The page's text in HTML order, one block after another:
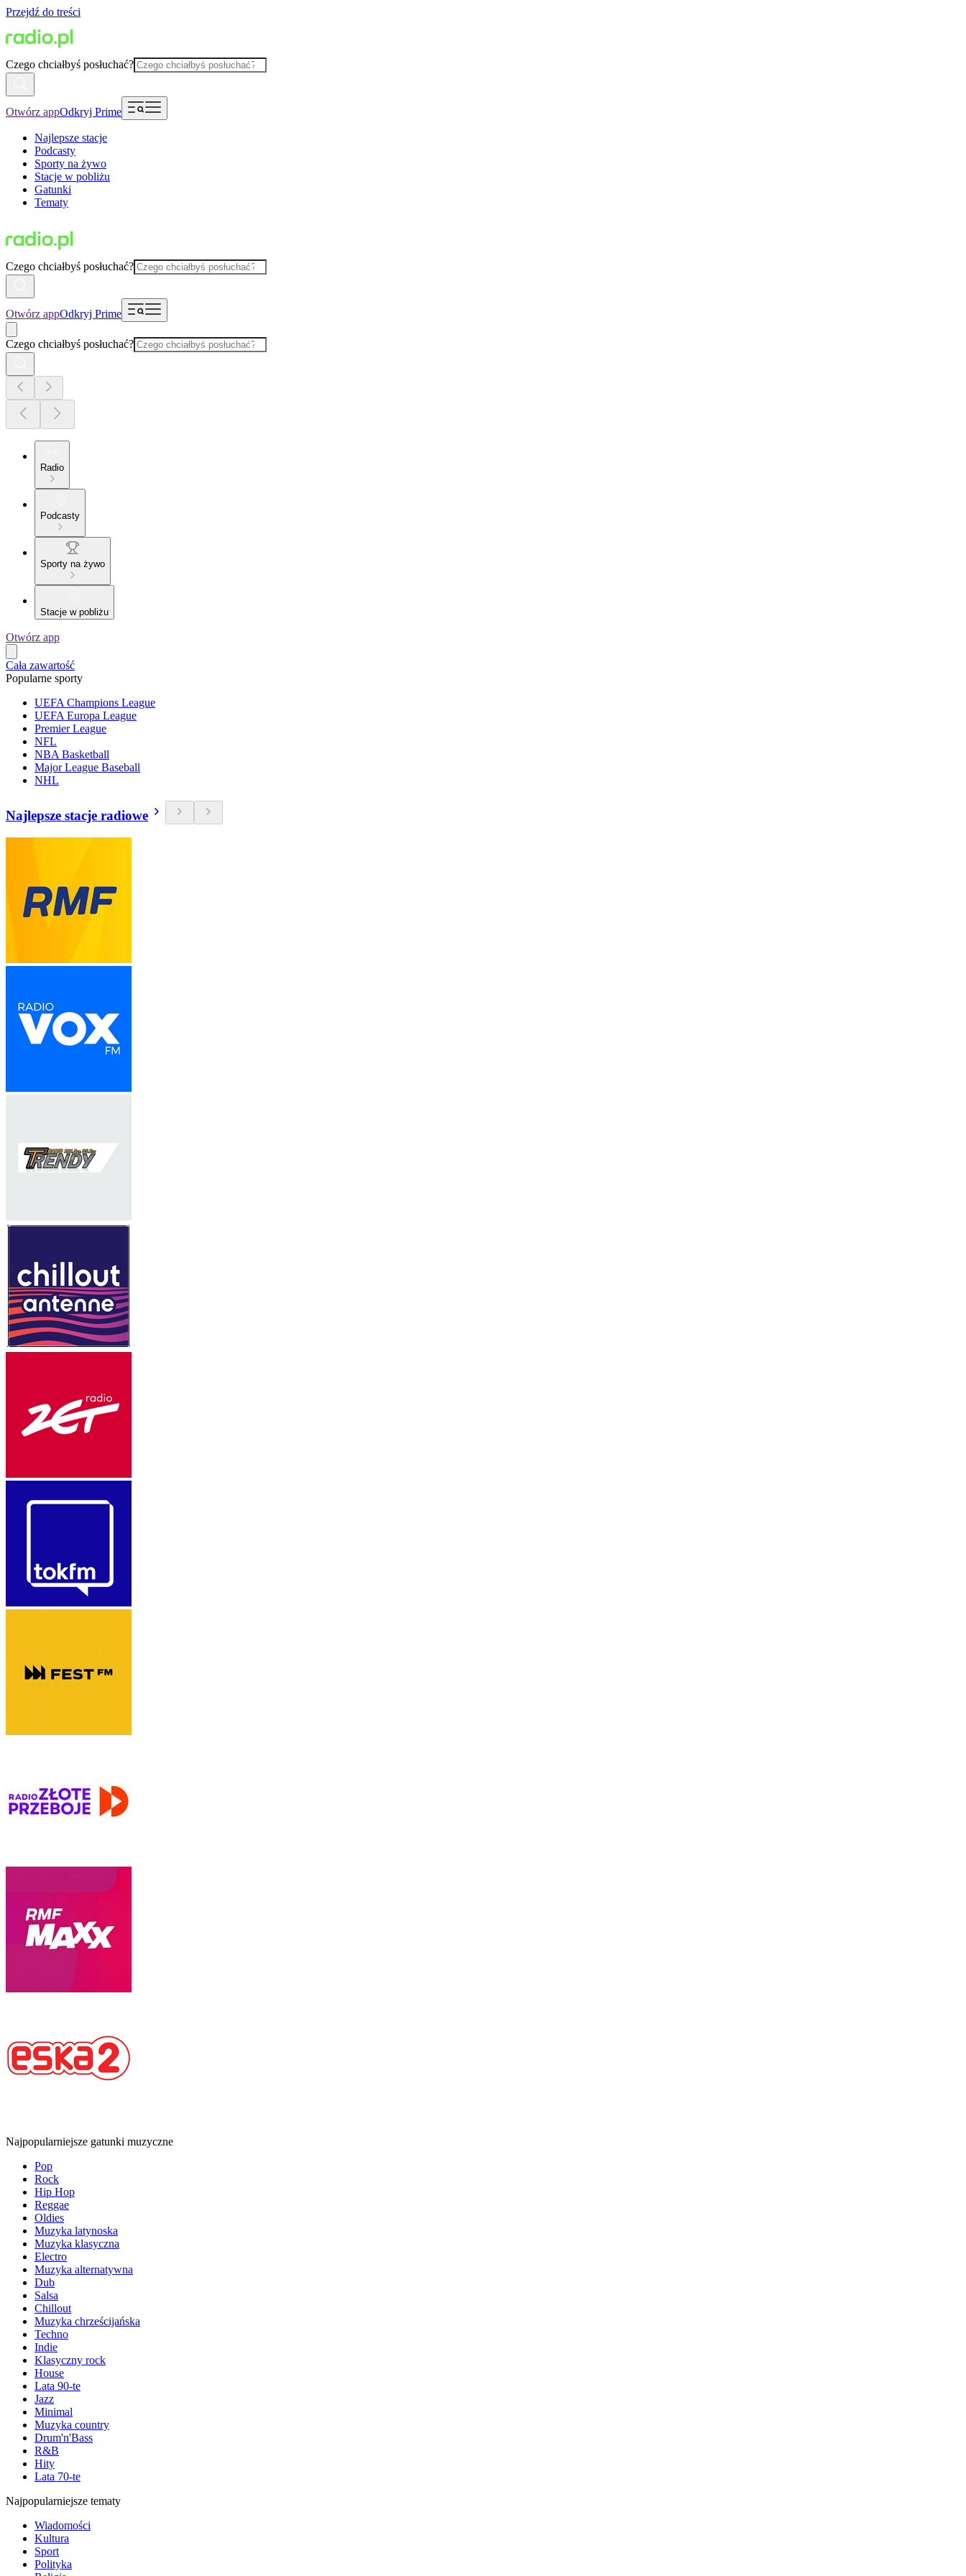
Przejdź do treści
Czego chciałbyś posłuchać?
Otwórz appOdkryj Prime
Najlepsze stacje
Podcasty
Sporty na żywo
Stacje w pobliżu
Gatunki
Tematy
Czego chciałbyś posłuchać?
Otwórz appOdkryj Prime
Czego chciałbyś posłuchać?
Radio
Podcasty
Sporty na żywo
Stacje w pobliżu
Otwórz app
Cała zawartość
Popularne sporty
UEFA Champions League
UEFA Europa League
Premier League
NFL
NBA Basketball
Major League Baseball
NHL
Najlepsze stacje radiowe
Najpopularniejsze gatunki muzyczne
Pop
Rock
Hip Hop
Reggae
Oldies
Muzyka latynoska
Muzyka klasyczna
Electro
Muzyka alternatywna
Dub
Salsa
Chillout
Muzyka chrześcijańska
Techno
Indie
Klasyczny rock
House
Lata 90-te
Jazz
Minimal
Muzyka country
Drum'n'Bass
R&B
Hity
Lata 70-te
Najpopularniejsze tematy
Wiadomości
Kultura
Sport
Polityka